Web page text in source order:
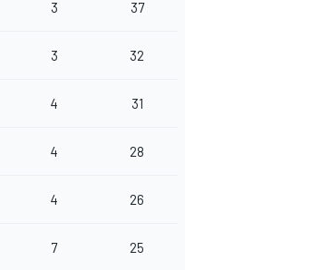
3 37
3 32
4 31
4 28
4 26
7 25